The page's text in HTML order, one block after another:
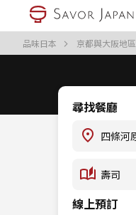
品味日本 京都與大阪地區
尋找餐廳
線上預訂